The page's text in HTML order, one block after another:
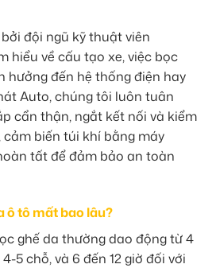
đội ngũ kỹ thuật viên
hiểu về cấu tạo xe, việc bọc
hưởng đến hệ thống điện hay
Auto, chúng tôi luôn tuân
cẩn thận, ngắt kết nối và kiểm
biến túi khí bằng máy
tất để đảm bảo an toàn
ô tô mất bao lâu?
ghế da thường dao động từ 4
5 chỗ, và 6 đến 12 giờ đối với